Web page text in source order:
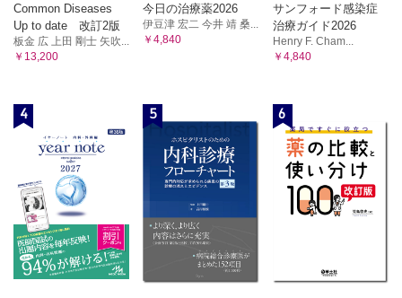
Common Diseases
Up to date 改訂2版
板金 広 上田 剛士 矢吹...
￥13,200
今日の治療薬2026
伊豆津 宏二 今井 靖 桑...
￥4,840
サンフォード感染症
治療ガイド2026
Henry F. Cham...
￥4,840
4 5 6